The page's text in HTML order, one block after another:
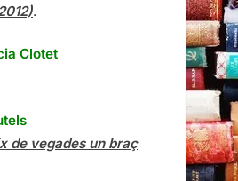
.
Clotet
de vegades un braç